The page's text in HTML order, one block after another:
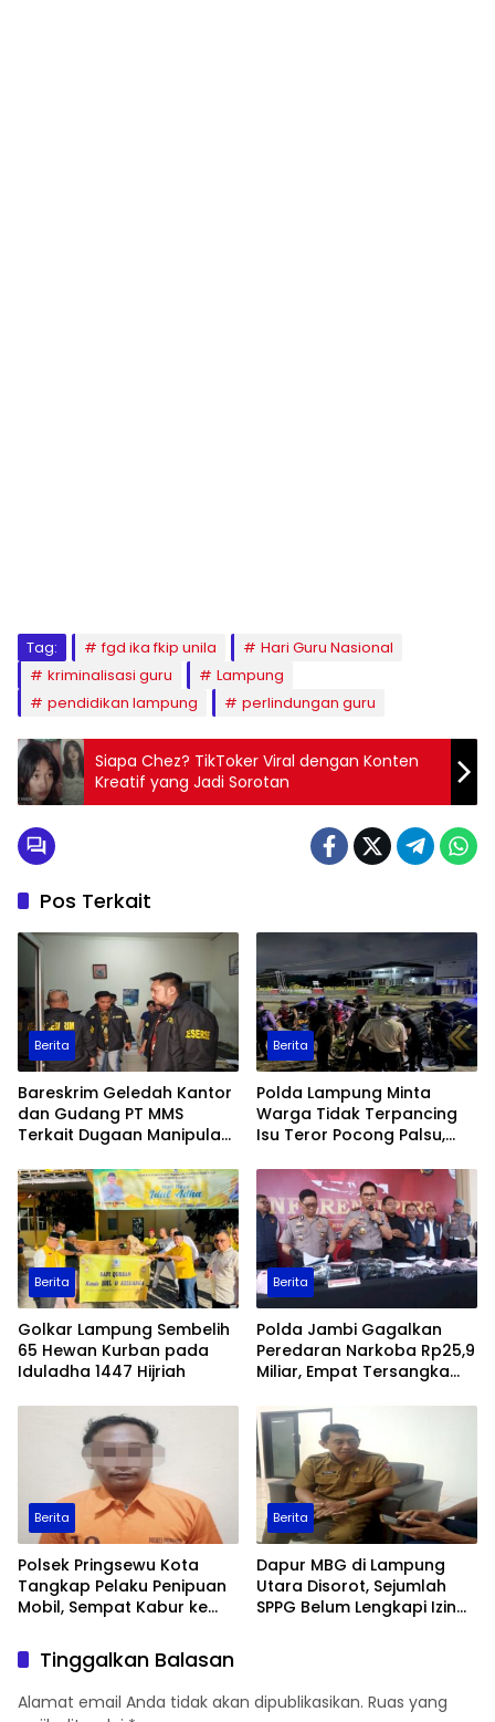
Tag: fgd ika fkip unila
Hari Guru Nasional
kriminalisasi guru
Lampung
pendidikan lampung
perlindungan guru
Siapa Chez? TikToker Viral dengan Konten
Kreatif yang Jadi Sorotan
Pos Terkait
Berita
Bareskrim Geledah Kantor
dan Gudang PT MMS
Terkait Dugaan Manipulasi
Berita
Polda Lampung Minta
Warga Tidak Terpancing
Isu Teror Pocong Palsu,
Ditingkatkan
Berita
Golkar Lampung Sembelih
65 Hewan Kurban pada
Iduladha 1447 Hijriah
Berita
Polda Jambi Gagalkan
Peredaran Narkoba Rp25,9
Miliar, Empat Tersangka
Berita
Polsek Pringsewu Kota
Tangkap Pelaku Penipuan
Mobil, Sempat Kabur ke
Berita
Dapur MBG di Lampung
Utara Disorot, Sejumlah
SPPG Belum Lengkapi Izin
Tinggalkan Balasan
Alamat email Anda tidak akan dipublikasikan. Ruas yang